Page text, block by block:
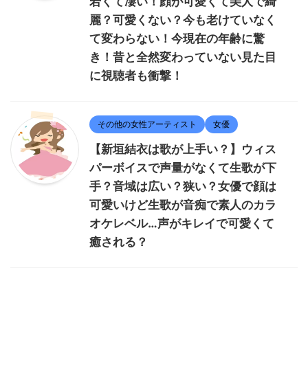
麗？可愛くない？今も老けていなく
て変わらない！今現在の年齢に驚
き！昔と全然変わっていない見た目
に視聴者も衝撃！
その他の女性アーティスト 女優
【新垣結衣は歌が上手い？】ウィス
パーボイスで声量がなくて生歌が下
手？音域は広い？狭い？女優で顔は
可愛いけど生歌が音痴で素人のカラ
オケレベル…声がキレイで可愛くて
癒される？